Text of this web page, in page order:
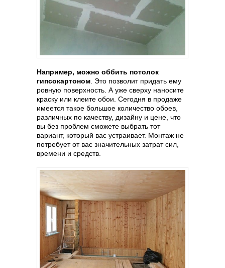
Например, можно оббить потолок
гипсокартоном . Это позволит придать ему
ровную поверхность. А уже сверху наносите
краску или клеите обои. Сегодня в продаже
имеется такое большое количество обоев,
различных по качеству, дизайну и цене, что
вы без проблем сможете выбрать тот
вариант, который вас устраивает. Монтаж не
потребует от вас значительных затрат сил,
времени и средств.